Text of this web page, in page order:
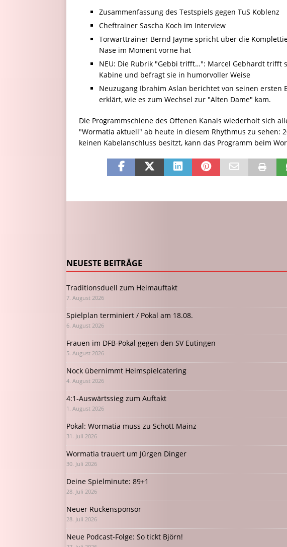
Zusammenfassung des Testspiels gegen TuS Koblenz
Cheftrainer Sascha Koch im Interview
Torwarttrainer Bernd Jayme spricht über die
Nase im Moment vorne hat
NEU: Die Rubrik "Gebbi trifft…": Marcel Gebhardt trifft
Kabine und befragt sie in humorvoller Weise
Neuzugang Ibrahim Aslan berichtet von seinen ersten
erklärt, wie es zum Wechsel zur "Alten Dame" kam.
Die Programmschiene des Offenen Kanals wiederholt sich
"Wormatia aktuell" ab heute in diesem Rhythmus zu sehen:
keinen Kabelanschluss besitzt, kann das Programm beim
NEUESTE BEITRÄGE
Traditionsduell zum Heimauftakt
7. August 2026
Spielplan terminiert / Pokal am 18.08.
6. August 2026
Frauen im DFB-Pokal gegen den SV Eutingen
5. August 2026
Nock übernimmt Heimspielcatering
4. August 2026
4:1-Auswärtssieg zum Auftakt
1. August 2026
Pokal: Wormatia muss zu Schott Mainz
31. Juli 2026
Wormatia trauert um Jürgen Dinger
30. Juli 2026
Deine Spielminute: 89+1
28. Juli 2026
Neuer Rückensponsor
28. Juli 2026
Neue Podcast-Folge: So tickt Björn!